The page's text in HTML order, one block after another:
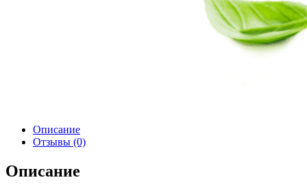
Описание
Отзывы (0)
Описание